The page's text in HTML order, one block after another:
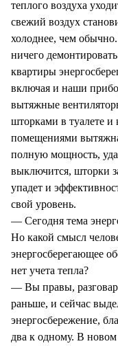
теплого воздуха
свежий воздух
холоднее, чем
ничего
квартиры
включая и наши
вытяжные
шторками в туалете
помещениями
полную мощность,
выключится, шторки
упадет и
свой уровень.
— Сегодня тема
Но какой смысл
энергосберегающее
нет учета тепла?
— Вы правы,
раньше, и сейчас
энергосбережение,
два к одному. В новом